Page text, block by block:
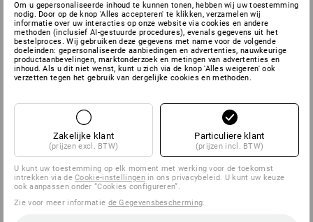
Om u gepersonaliseerde inhoud te kunnen tonen, hebben wij uw toestemming
nodig. Door op de knop 'Alles accepteren' te klikken, verzamelen wij
informatie over uw interacties op onze website via cookies en andere
methoden (inclusief AI-gestuurde procedures), evenals gegevens uit het
bestelproces. Wij gebruiken deze gegevens met name voor de volgende
doeleinden: gepersonaliseerde aanbiedingen en advertenties, nauwkeurige
productaanbevelingen, marktonderzoek en metingen van advertenties en
inhoud. Als u dit niet wenst, kunt u zich via de knop 'Alles weigeren' ook
verzetten tegen het gebruik van dergelijke cookies en methoden.
Zakelijke klant
(prijzen excl. BTW)
Particuliere klant
(prijzen incl. BTW)
U kunt uw toestemming op elk moment met werking voor de toekomst
intrekken via deCookie-instellingenin ons privacybeleid. U kunt uw keuze
ook aanpassen onder “Cookies configureren”.
Zie voor meer informatie de Gegevensbescherming.